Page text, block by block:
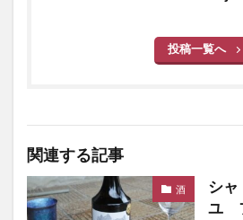
投稿一覧へ
関連する記事
酒
シャ
ユ